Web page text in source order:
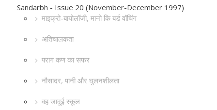
Sandarbh - Issue 20 (November-December 1997)
माइक्रो-बायोलॉजी, मानो कि बर्ड वॉचिंग
अतिचालकता
पराग कण का सफर
नौसादर, पानी और घुलनशीलता
वह जादुई स्कूल